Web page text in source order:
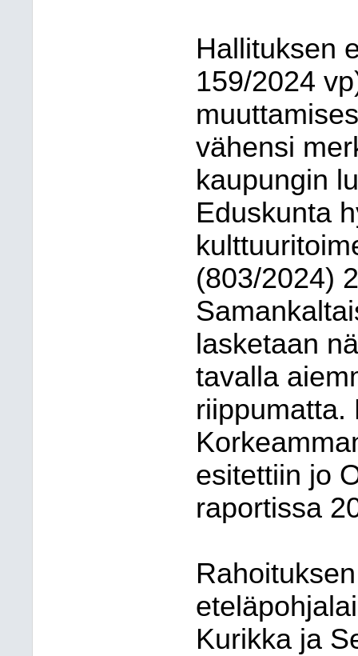
Hallituksen
159/2024
vähensi
kaupungin
Eduskunta
(803/2024)
lasketaan
tavalla
riippumatta.
esitettiin jo
raportissa
Kurikka ja